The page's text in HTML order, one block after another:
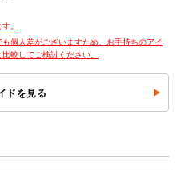
。
個人差がございますため、お手持ちのアイ
較してご検討ください。
ドを見る